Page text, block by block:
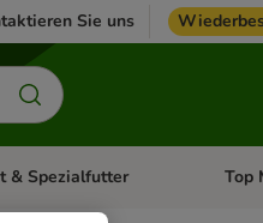
Sie uns
Menü öffnen: Weitere Tiere
& Spezialfutter Top